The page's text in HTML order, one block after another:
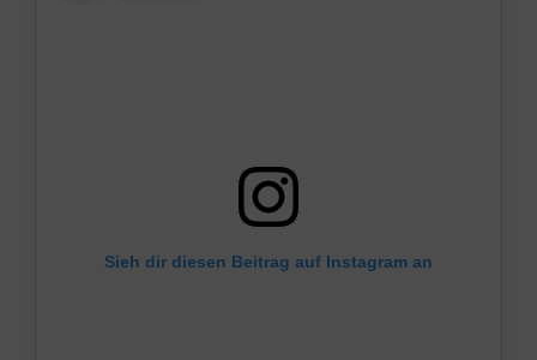
Sieh dir diesen Beitrag auf Instagram an